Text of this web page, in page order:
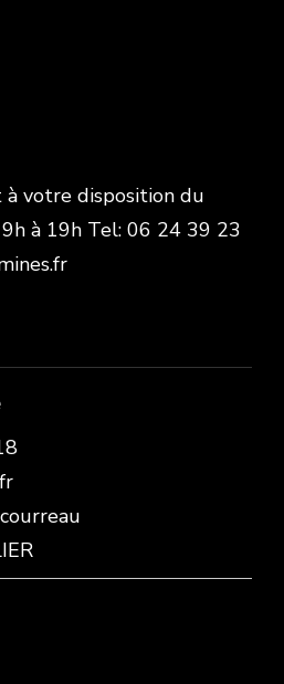
votre disposition du
à 19h Tel: 06 24 39 23